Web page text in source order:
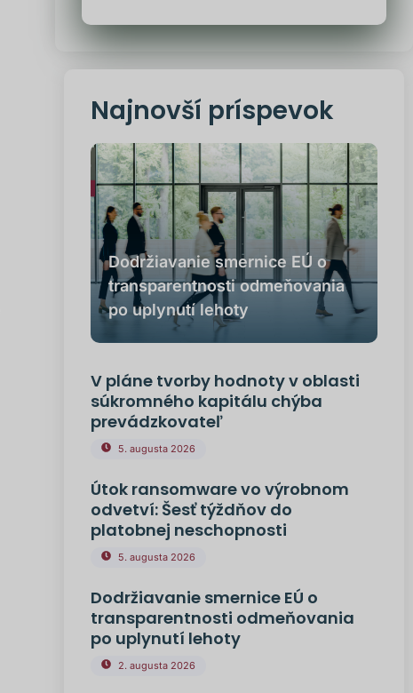
Najnovší príspevok
Dodržiavanie smernice EÚ o
transparentnosti odmeňovania
po uplynutí lehoty
V pláne tvorby hodnoty v oblasti
súkromného kapitálu chýba
prevádzkovateľ
5. augusta 2026
Útok ransomware vo výrobnom
odvetví: Šesť týždňov do
platobnej neschopnosti
5. augusta 2026
Dodržiavanie smernice EÚ o
transparentnosti odmeňovania
po uplynutí lehoty
2. augusta 2026